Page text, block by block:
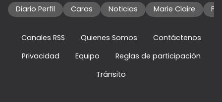
Diario Perfil Caras Noticias Marie Claire
Canales RSS Quienes Somos
Contáctenos
Privacidad
Equipo
Reglas de participación
Tránsito